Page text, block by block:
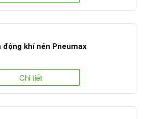
động khí nén Pneumax
Chi tiết